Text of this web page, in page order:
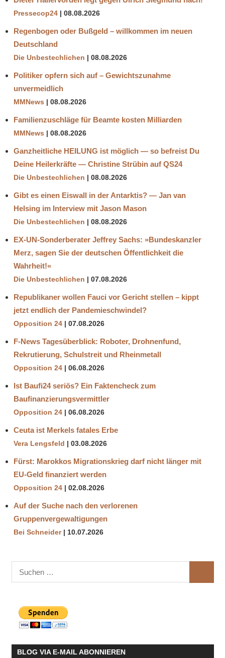
Pressecop24 08.08.2026
Regenbogen oder Bußgeld – willkommen im neuen
Deutschland
Die Unbestechlichen 08.08.2026
Politiker opfern sich auf – Gewichtszunahme
unvermeidlich
MMNews 08.08.2026
Familienzuschläge für Beamte kosten Milliarden
MMNews 08.08.2026
Ganzheitliche HEILUNG ist möglich — so befreist Du
Deine Heilerkräfte — Christine Strübin auf QS24
Die Unbestechlichen 08.08.2026
Gibt es einen Eiswall in der Antarktis? — Jan van
Helsing im Interview mit Jason Mason
Die Unbestechlichen 08.08.2026
EX-UN-Sonderberater Jeffrey Sachs: »Bundeskanzler
Merz, sagen Sie der deutschen Öffentlichkeit die
Wahrheit!«
Die Unbestechlichen 07.08.2026
Republikaner wollen Fauci vor Gericht stellen – kippt
jetzt endlich der Pandemieschwindel?
Opposition 24 07.08.2026
F-News Tagesüberblick: Roboter, Drohnenfund,
Rekrutierung, Schulstreit und Rheinmetall
Opposition 24 06.08.2026
Ist Baufi24 seriös? Ein Faktencheck zum
Baufinanzierungsvermittler
Opposition 24 06.08.2026
Ceuta ist Merkels fatales Erbe
Vera Lengsfeld 03.08.2026
Fürst: Marokkos Migrationskrieg darf nicht länger mit
EU-Geld finanziert werden
Opposition 24 02.08.2026
Auf der Suche nach den verlorenen
Gruppenvergewaltigungen
Bei Schneider 10.07.2026
nach:
BLOG VIA E-MAIL ABONNIEREN